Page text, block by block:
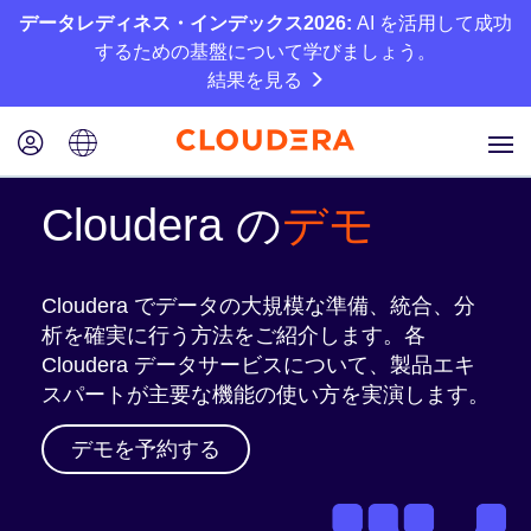
データレディネス・インデックス2026: AI を活用して成功
するための基盤について学びましょう。
結果を見る
Cloudera のデモ
Cloudera でデータの大規模な準備、統合、分
析を確実に行う方法をご紹介します。各
Cloudera データサービスについて、製品エキ
スパートが主要な機能の使い方を実演します。
デモを予約する